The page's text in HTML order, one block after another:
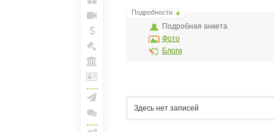
Мои
блоги
Прямая
линия
Мои
спунты
Моя
Биржа
Моя
Арена
Лига
и
Создать рассылку
Конференции
Подробности
Подробная анкета
Фото
Блоги
Здесь нет записей